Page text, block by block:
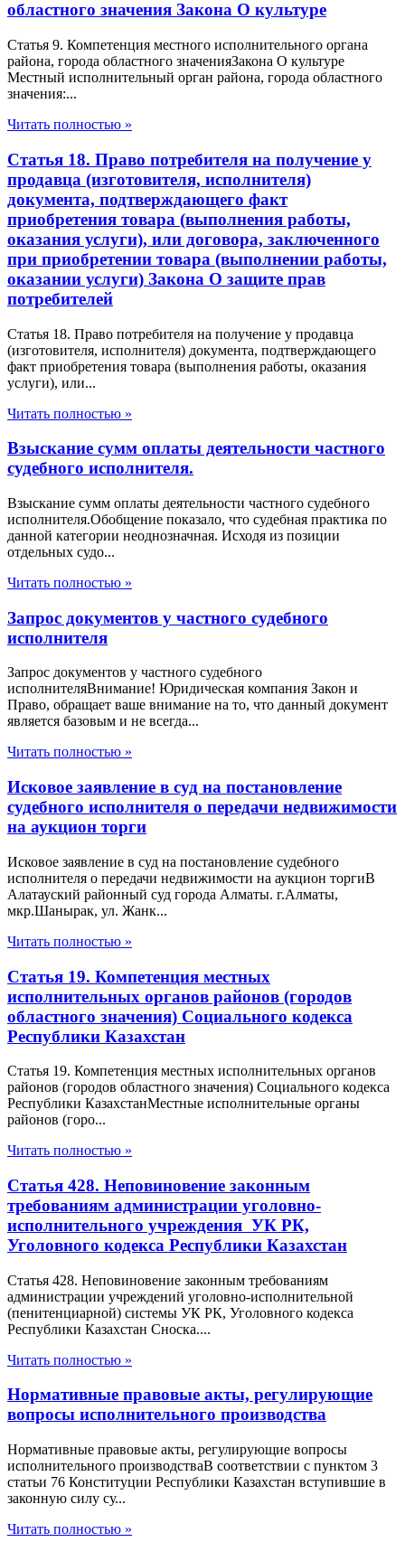
областного значения Закона О культуре
Статья 9. Компетенция местного исполнительного органа
района, города областного значенияЗакона О культуре
Местный исполнительный орган района, города областного
значения:...
Читать полностью »
Статья 18. Право потребителя на получение у
продавца (изготовителя, исполнителя)
документа, подтверждающего факт
приобретения товара (выполнения работы,
оказания услуги), или договора, заключенного
при приобретении товара (выполнении работы,
оказании услуги) Закона О защите прав
потребителей
Статья 18. Право потребителя на получение у продавца
(изготовителя, исполнителя) документа, подтверждающего
факт приобретения товара (выполнения работы, оказания
услуги), или...
Читать полностью »
Взыскание сумм оплаты деятельности частного
судебного исполнителя.
Взыскание сумм оплаты деятельности частного судебного
исполнителя.Обобщение показало, что судебная практика по
данной категории неоднозначная. Исходя из позиции
отдельных судо...
Читать полностью »
Запрос документов у частного судебного
исполнителя
Запрос документов у частного судебного
исполнителяВнимание! Юридическая компания Закон и
Право, обращает ваше внимание на то, что данный документ
является базовым и не всегда...
Читать полностью »
Исковое заявление в суд на постановление
судебного исполнителя о передачи недвижимости
на аукцион торги
Исковое заявление в суд на постановление судебного
исполнителя о передачи недвижимости на аукцион торгиВ
Алатауский районный суд города Алматы. г.Алматы,
мкр.Шанырак, ул. Жанк...
Читать полностью »
Статья 19. Компетенция местных
исполнительных органов районов (городов
областного значения) Социального кодекса
Республики Казахстан
Статья 19. Компетенция местных исполнительных органов
районов (городов областного значения) Социального кодекса
Республики КазахстанМестные исполнительные органы
районов (горо...
Читать полностью »
Статья 428. Неповиновение законным
требованиям администрации уголовно-
исполнительного учреждения УК РК,
Уголовного кодекса Республики Казахстан
Статья 428. Неповиновение законным требованиям
администрации учреждений уголовно-исполнительной
(пенитенциарной) системы УК РК, Уголовного кодекса
Республики Казахстан Сноска....
Читать полностью »
Нормативные правовые акты, регулирующие
вопросы исполнительного производства
Нормативные правовые акты, регулирующие вопросы
исполнительного производстваВ соответствии с пунктом 3
статьи 76 Конституции Республики Казахстан вступившие в
законную силу су...
Читать полностью »